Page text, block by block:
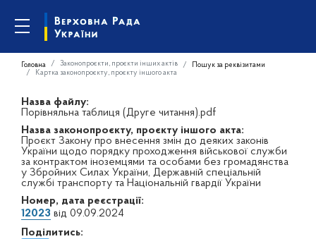
Головна Законопроєкти, проєкти інших актів
Пошук за реквізитами
Картка законопроєкту, проєкту іншого акта
Назва файлу:
Порівняльна таблиця (Друге читання).pdf
Назва законопроєкту, проєкту іншого акта:
Проєкт Закону про внесення змін до деяких законів
України щодо порядку проходження військової служби
за контрактом іноземцями та особами без громадянства
у Збройних Силах України, Державній спеціальній
службі транспорту та Національній гвардії України
Номер, дата реєстрації:
12023 від 09.09.2024
Поділитись: